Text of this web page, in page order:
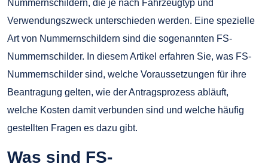
Nummernschildern, die je nach Fahrzeugtyp und
Verwendungszweck unterschieden werden. Eine spezielle
Art von Nummernschildern sind die sogenannten FS-
Nummernschilder. In diesem Artikel erfahren Sie, was FS-
Nummernschilder sind, welche Voraussetzungen für ihre
Beantragung gelten, wie der Antragsprozess abläuft,
welche Kosten damit verbunden sind und welche häufig
gestellten Fragen es dazu gibt.
Was sind FS-